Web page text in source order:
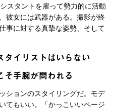
スタントを雇って勢力的に活動
彼女には武器がある。撮影が終
事に対する真摯な姿勢、そして
タイリストはいらない
そ手腕が問われる
ションのスタイリングだ。モデ
てもいい。「かっこいいページ